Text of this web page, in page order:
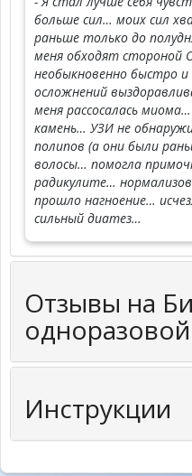
больше сил… моих сил
раньше только до
меня обходят стороной
необыкновенно быстро
осложнений
меня рассосалась
камень… УЗИ не
полипов (а они были
волосы… помогла
радикулите…
прошло нагноение…
сильный диатез…
Отзывы на
Инструкции